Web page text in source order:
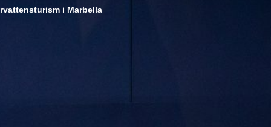
i Marbella